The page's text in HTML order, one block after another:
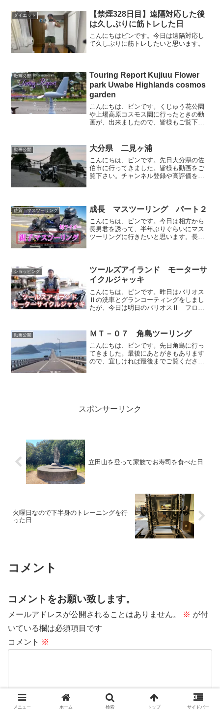
換したいと思います。
ダイエット
【禁煙328日目】遠隔対応した後
は久しぶりに筋トレした日
こんにちはピンです。今日は遠隔対応し
て久しぶりに筋トレしたいと思います。
動画公開
Touring Report Kujiuu Flower
park Uwabe Highlands cosmos
garden
こんにちは、ピンです。くじゅう花公園
や上場高原コスモス園に行ったときの動
画が、出来ましたので、皆様もご覧下さ
動画公開 大分県 二見ヶ浦
こんにちは、ピンです。先日大分県の佐
伯市に行ってきました。皆様も動画をご
覧下さい。チャンネル登録や高評価を頂
佐賀 マスツーリング 成長 マスツーリング パート２
こんにちは、ピンです。今日は相方から
長男君を誘って、半年ぶりぐらいにマス
ツーリングに行きたいと思います。長男
男君の成長を見守るツーリングとなりま
す。
ショッピング
ツールズアイランド モーターサ
イクルジャッキ
こんにちは、ピンです。昨日はバリオス
Ⅱの洗車とグランコーティングをしまし
たが、今日は明日のバリオスⅡ フロン
ーサイクルジャッキでジャッキアップし
てみたいと思います。
動画公開 ＭＴ－０７ 角島ツーリング
こんにちは、ピンです。先日角島に行っ
てきました。最後にあとがきもあります
ので、宜しければ最後までご覧くださ
スポンサーリンク
立田山を登って家族でお寿司を食べた日
火曜日なので下半身のトレーニングを行
った日
コメント
コメントをお願い致します。
メールアドレスが公開されることはありません。 ※ が付
いている欄は必須項目です
コメント ※
メニュー ホーム 検索 トップ サイドバー